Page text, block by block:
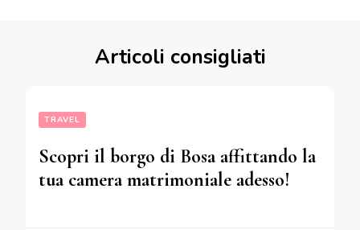
Articoli consigliati
TRAVEL
Scopri il borgo di Bosa affittando la
tua camera matrimoniale adesso!